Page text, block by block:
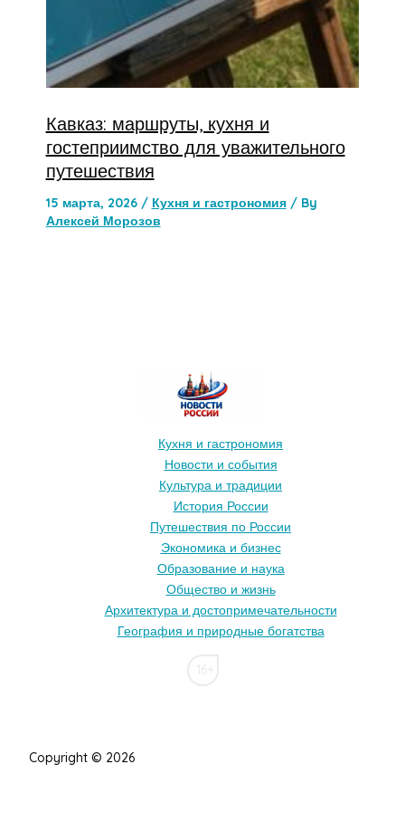
Кавказ: маршруты, кухня и
гостеприимство для уважительного
путешествия
15 марта, 2026 / Кухня и гастрономия/ By
Алексей Морозов
Кухня и гастрономия
Новости и события
Культура и традиции
История России
Путешествия по России
Экономика и бизнес
Образование и наука
Общество и жизнь
Архитектура и достопримечательности
География и природные богатства
Copyright © 2026